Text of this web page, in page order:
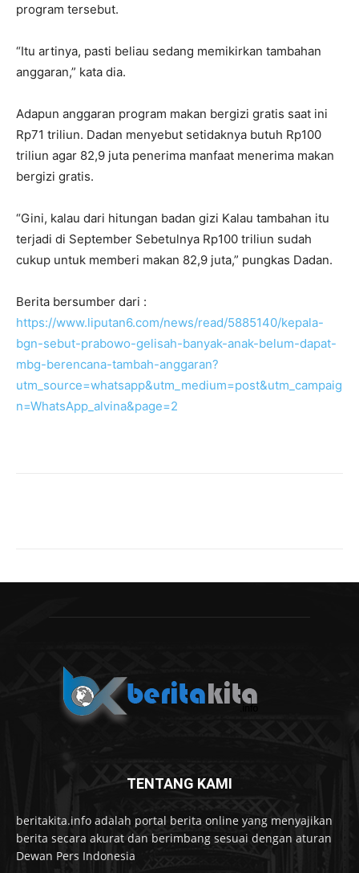
program tersebut.
“Itu artinya, pasti beliau sedang memikirkan tambahan
anggaran,” kata dia.
Adapun anggaran program makan bergizi gratis saat ini
Rp71 triliun. Dadan menyebut setidaknya butuh Rp100
triliun agar 82,9 juta penerima manfaat menerima makan
bergizi gratis.
“Gini, kalau dari hitungan badan gizi Kalau tambahan itu
terjadi di September Sebetulnya Rp100 triliun sudah
cukup untuk memberi makan 82,9 juta,” pungkas Dadan.
Berita bersumber dari :
https://www.liputan6.com/news/read/5885140/kepala-
bgn-sebut-prabowo-gelisah-banyak-anak-belum-dapat-
mbg-berencana-tambah-anggaran?
utm_source=whatsapp&utm_medium=post&utm_campaig
n=WhatsApp_alvina&page=2
TENTANG KAMI
beritakita.info adalah portal berita online yang menyajikan
berita secara akurat dan berimbang sesuai dengan aturan
Dewan Pers Indonesia